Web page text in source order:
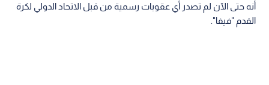
أنه حتى الآن لم تصدر أي عقوبات رسمية من قبل الاتحاد الدولي لكرة
القدم "فيفا".